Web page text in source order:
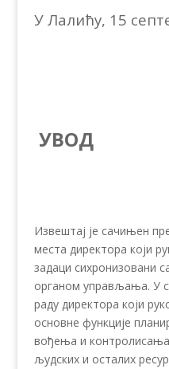
У Лалићу, 15
УВОД
Извештај је сачињен
места директора који
задаци сихронизовани
органом управљања. У
раду директора који
основне функције
вођења и контролисања
људских и осталих